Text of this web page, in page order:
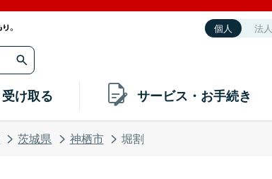
個人 法人
受け取る サービス・お手続き
茨城県 神栖市 堀割